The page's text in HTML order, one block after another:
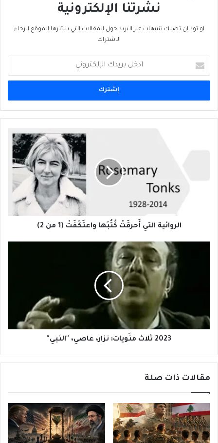
نشرتنا الإلكترونية
او تود ان تصلك تنبيهات عبر البريد حول المقالات التي ينشرها الموقع الرجاء
الاشتراك
بريدك
الإلكتروني
الروائية التي أَحرقَتْ كُتُبَها واعتَكَفَتْ (1 من 2)
2023 ثلاث مئَويات: نزار، عاصي، "النبي"
مقالات ذات صلة